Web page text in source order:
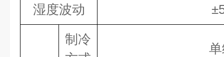
湿度波动
制冷